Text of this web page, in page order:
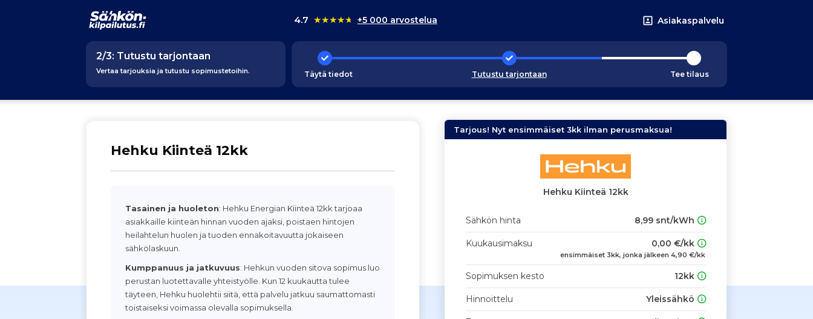
4.7 ★★★★★ +5 000 arvostelua Asiakaspalvelu
2/3: Tutustu tarjontaan
Vertaa tarjouksia ja tutustu sopimustetoihin. Täytä tiedot Tutustu tarjontaan Tee tilaus
Hehku Kiinteä 12kk
Tasainen ja huoleton: Hehku Energian Kiinteä 12kk tarjoaa
asiakkaille kiinteän hinnan vuoden ajaksi, poistaen hintojen
heilahtelun huolen ja tuoden ennakoitavuutta jokaiseen
sähkölaskuun.
Kumppanuus ja jatkuvuus: Hehkun vuoden sitova sopimus luo
perustan luotettavalle yhteistyölle. Kun 12 kuukautta tulee
täyteen, Hehku huolehtii siitä, että palvelu jatkuu saumattomasti
toistaiseksi voimassa olevalla sopimuksella.
Tarjous! Nyt ensimmäiset 3kk ilman perusmaksua!
Hehku Kiinteä 12kk
Sähkön hinta 8,99 snt/kWh
Kuukausimaksu 0,00 €/kk
ensimmäiset 3kk, jonka jälkeen 4,90 €/kk
Sopimuksen kesto 12kk
Hinnoittelu Yleissähkö